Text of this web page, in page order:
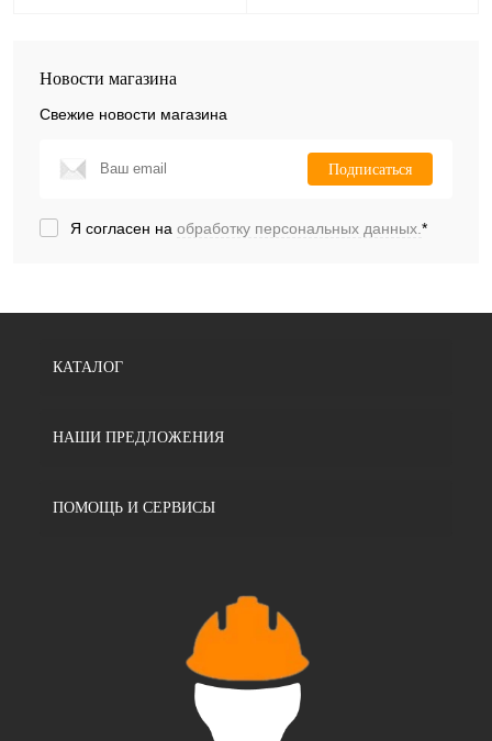
Новости магазина
Свежие новости магазина
Подписаться
Я согласен на обработку персональных данных.*
КАТАЛОГ
НАШИ ПРЕДЛОЖЕНИЯ
ПОМОЩЬ И СЕРВИСЫ